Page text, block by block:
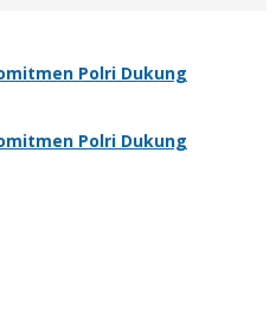
Polri Dukung
Polri Dukung